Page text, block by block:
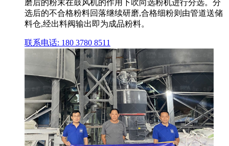
磨后的粉末在鼓风机的作用下吹向选粉机进行分选。分
选后的不合格粉料回落继续研磨,合格细粉则由管道送储
料仓,经出料阀输出即为成品粉料。
联系电话: 180 3780 8511